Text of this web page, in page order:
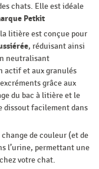
chats. Elle est idéale
Petkit
litière est conçue pour
, réduisant ainsi
neutralisant
actif et aux granulés
grâce aux
du bac à litière et le
dissout facilement dans
de couleur (et de
l’urine, permettant une
votre chat.